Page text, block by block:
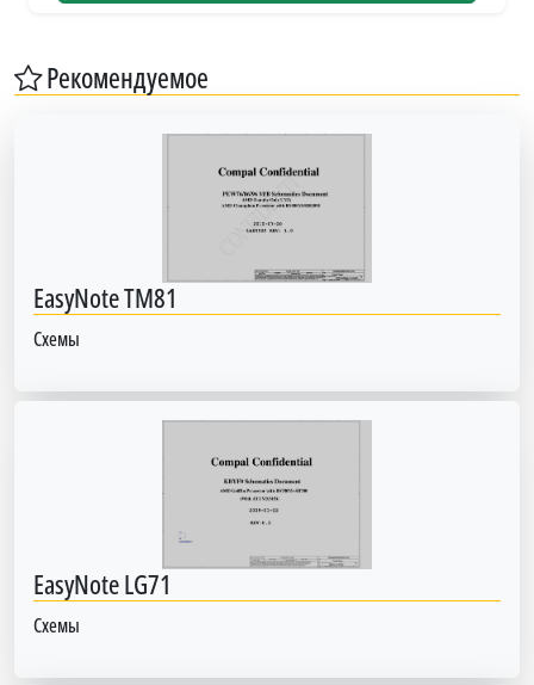
Рекомендуемое
EasyNote TM81
Схемы
EasyNote LG71
Схемы